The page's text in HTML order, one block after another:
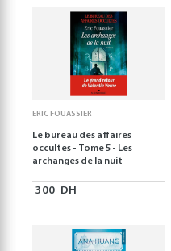
ERIC FOUASSIER
Le bureau des affaires
occultes - Tome 5 - Les
archanges de la nuit
300 DH